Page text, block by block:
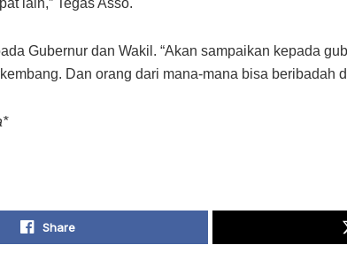
lain,” Tegas Asso.
Gubernur dan Wakil. “Akan sampaikan kepada
Dan orang dari mana-mana bisa beribadah
Share